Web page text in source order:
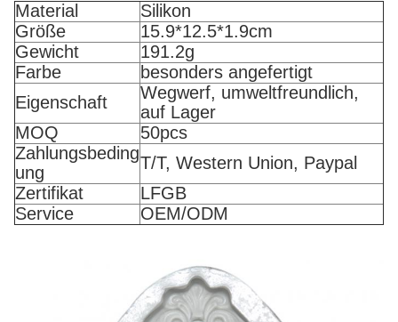
Material
Silikon
Größe
15.9*12.5*1.9cm
Gewicht
191.2g
Farbe
besonders angefertigt
Eigenschaft
Wegwerf, umweltfreundlich,
auf Lager
MOQ
50pcs
Zahlungsbeding
ung
T/T, Western Union, Paypal
Zertifikat
LFGB
Service
OEM/ODM